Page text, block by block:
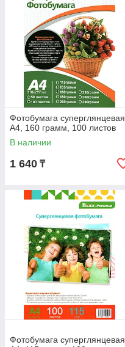
Фотобумага суперглянцевая
А4, 160 грамм, 100 листов
В наличии
1 640 ₸
Фотобумага суперглянцевая